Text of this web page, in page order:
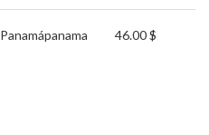
Panamápanama 46.00 $